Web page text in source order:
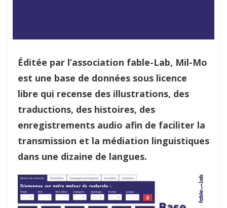
Éditée par l’association fable-Lab, Mil-Mo
est une base de données sous licence
libre qui recense des illustrations, des
traductions, des histoires, des
enregistrements audio afin de faciliter la
transmission et la médiation linguistiques
dans une dizaine de langues.